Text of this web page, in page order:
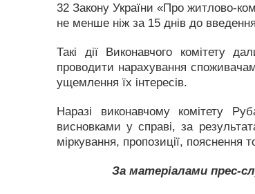
32 Закону України «Про житлово-
не менше ніж за 15 днів до
Такі дії Виконавчого комітету
проводити нарахування
ущемлення їх інтересів.
Наразі виконавчому комітету
висновками у справі, за
міркування, пропозиції, пояснення
За матеріалами прес-